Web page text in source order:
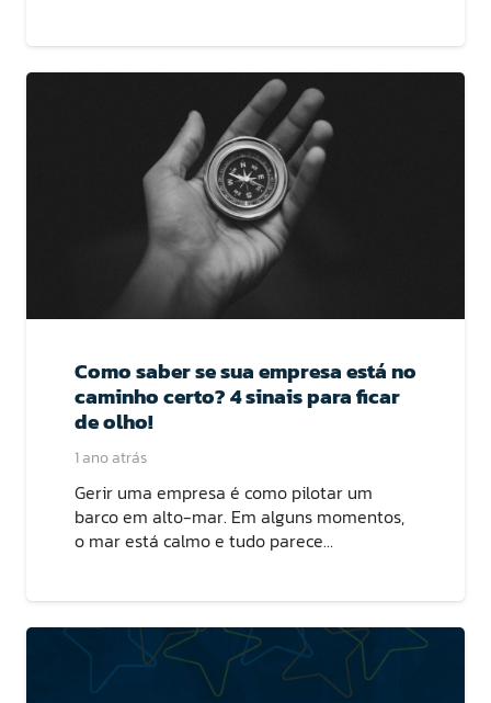
Como saber se sua empresa está no
caminho certo? 4 sinais para ficar
de olho!
1 ano atrás
Gerir uma empresa é como pilotar um
barco em alto-mar. Em alguns momentos,
o mar está calmo e tudo parece…